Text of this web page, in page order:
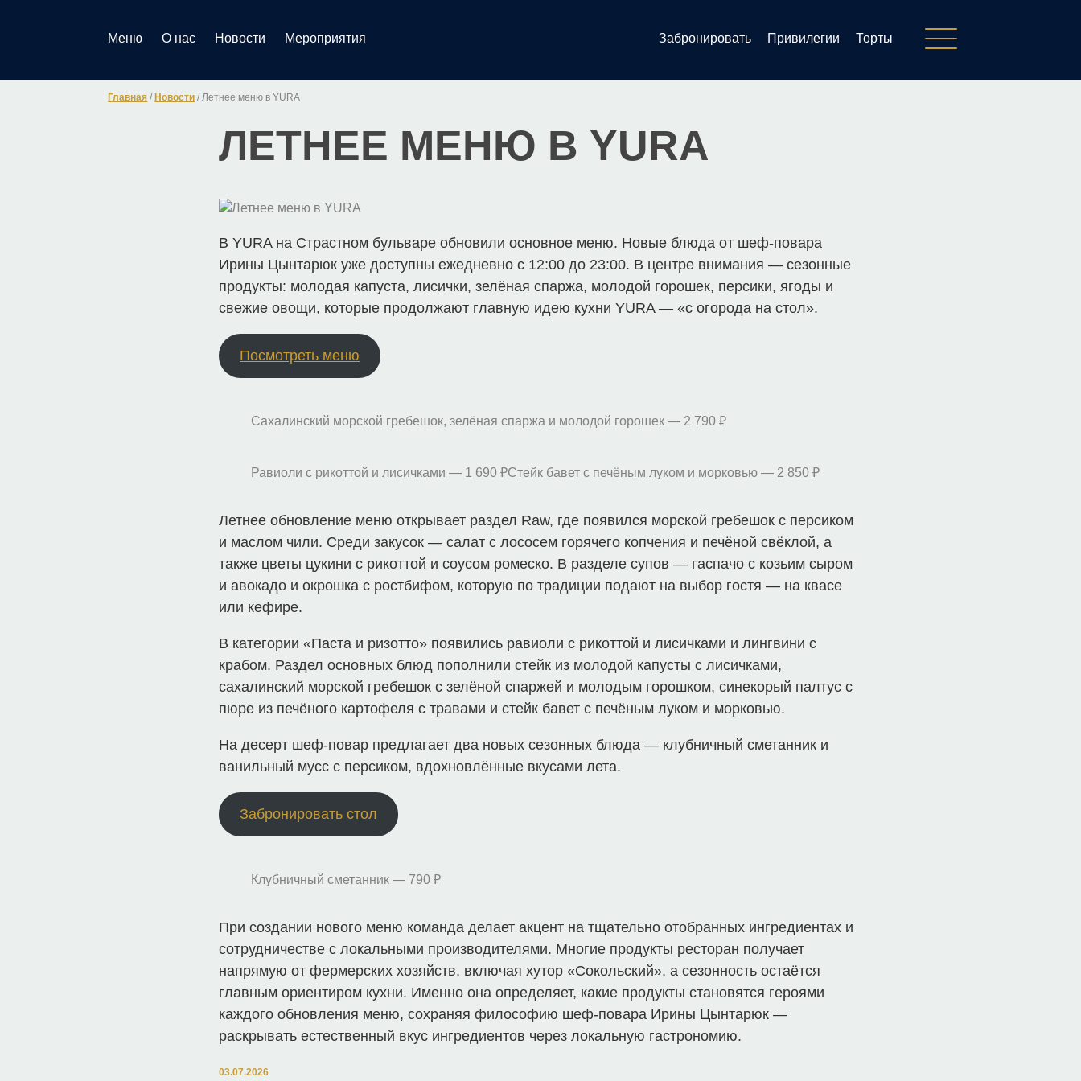
Меню О нас Новости Мероприятия Забронировать Привилегии Торты
Главная / Новости /Летнее меню в YURA
ЛЕТНЕЕ МЕНЮ В YURA
В YURA на Страстном бульваре обновили основное меню. Новые блюда от шеф-повара
Ирины Цынтарюк уже доступны ежедневно с 12:00 до 23:00. В центре внимания — сезонные
продукты: молодая капуста, лисички, зелёная спаржа, молодой горошек, персики, ягоды и
свежие овощи, которые продолжают главную идею кухни YURA — «с огорода на стол».
Посмотреть меню
Сахалинский морской гребешок, зелёная спаржа и молодой горошек — 2 790 ₽
Равиоли с рикоттой и лисичками — 1 690 ₽Стейк бавет с печёным луком и морковью — 2 850 ₽
Летнее обновление меню открывает раздел Raw, где появился морской гребешок с персиком
и маслом чили. Среди закусок — салат с лососем горячего копчения и печёной свёклой, а
также цветы цукини с рикоттой и соусом ромеско. В разделе супов — гаспачо с козьим сыром
и авокадо и окрошка с ростбифом, которую по традиции подают на выбор гостя — на квасе
или кефире.
В категории «Паста и ризотто» появились равиоли с рикоттой и лисичками и лингвини с
крабом. Раздел основных блюд пополнили стейк из молодой капусты с лисичками,
сахалинский морской гребешок с зелёной спаржей и молодым горошком, синекорый палтус с
пюре из печёного картофеля с травами и стейк бавет с печёным луком и морковью.
На десерт шеф-повар предлагает два новых сезонных блюда — клубничный сметанник и
ванильный мусс с персиком, вдохновлённые вкусами лета.
Забронировать стол
Клубничный сметанник — 790 ₽
При создании нового меню команда делает акцент на тщательно отобранных ингредиентах и
сотрудничестве с локальными производителями. Многие продукты ресторан получает
напрямую от фермерских хозяйств, включая хутор «Сокольский», а сезонность остаётся
главным ориентиром кухни. Именно она определяет, какие продукты становятся героями
каждого обновления меню, сохраняя философию шеф-повара Ирины Цынтарюк —
раскрывать естественный вкус ингредиентов через локальную гастрономию.
03.07.2026